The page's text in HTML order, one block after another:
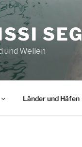
und Wellen
Länder und Häfen